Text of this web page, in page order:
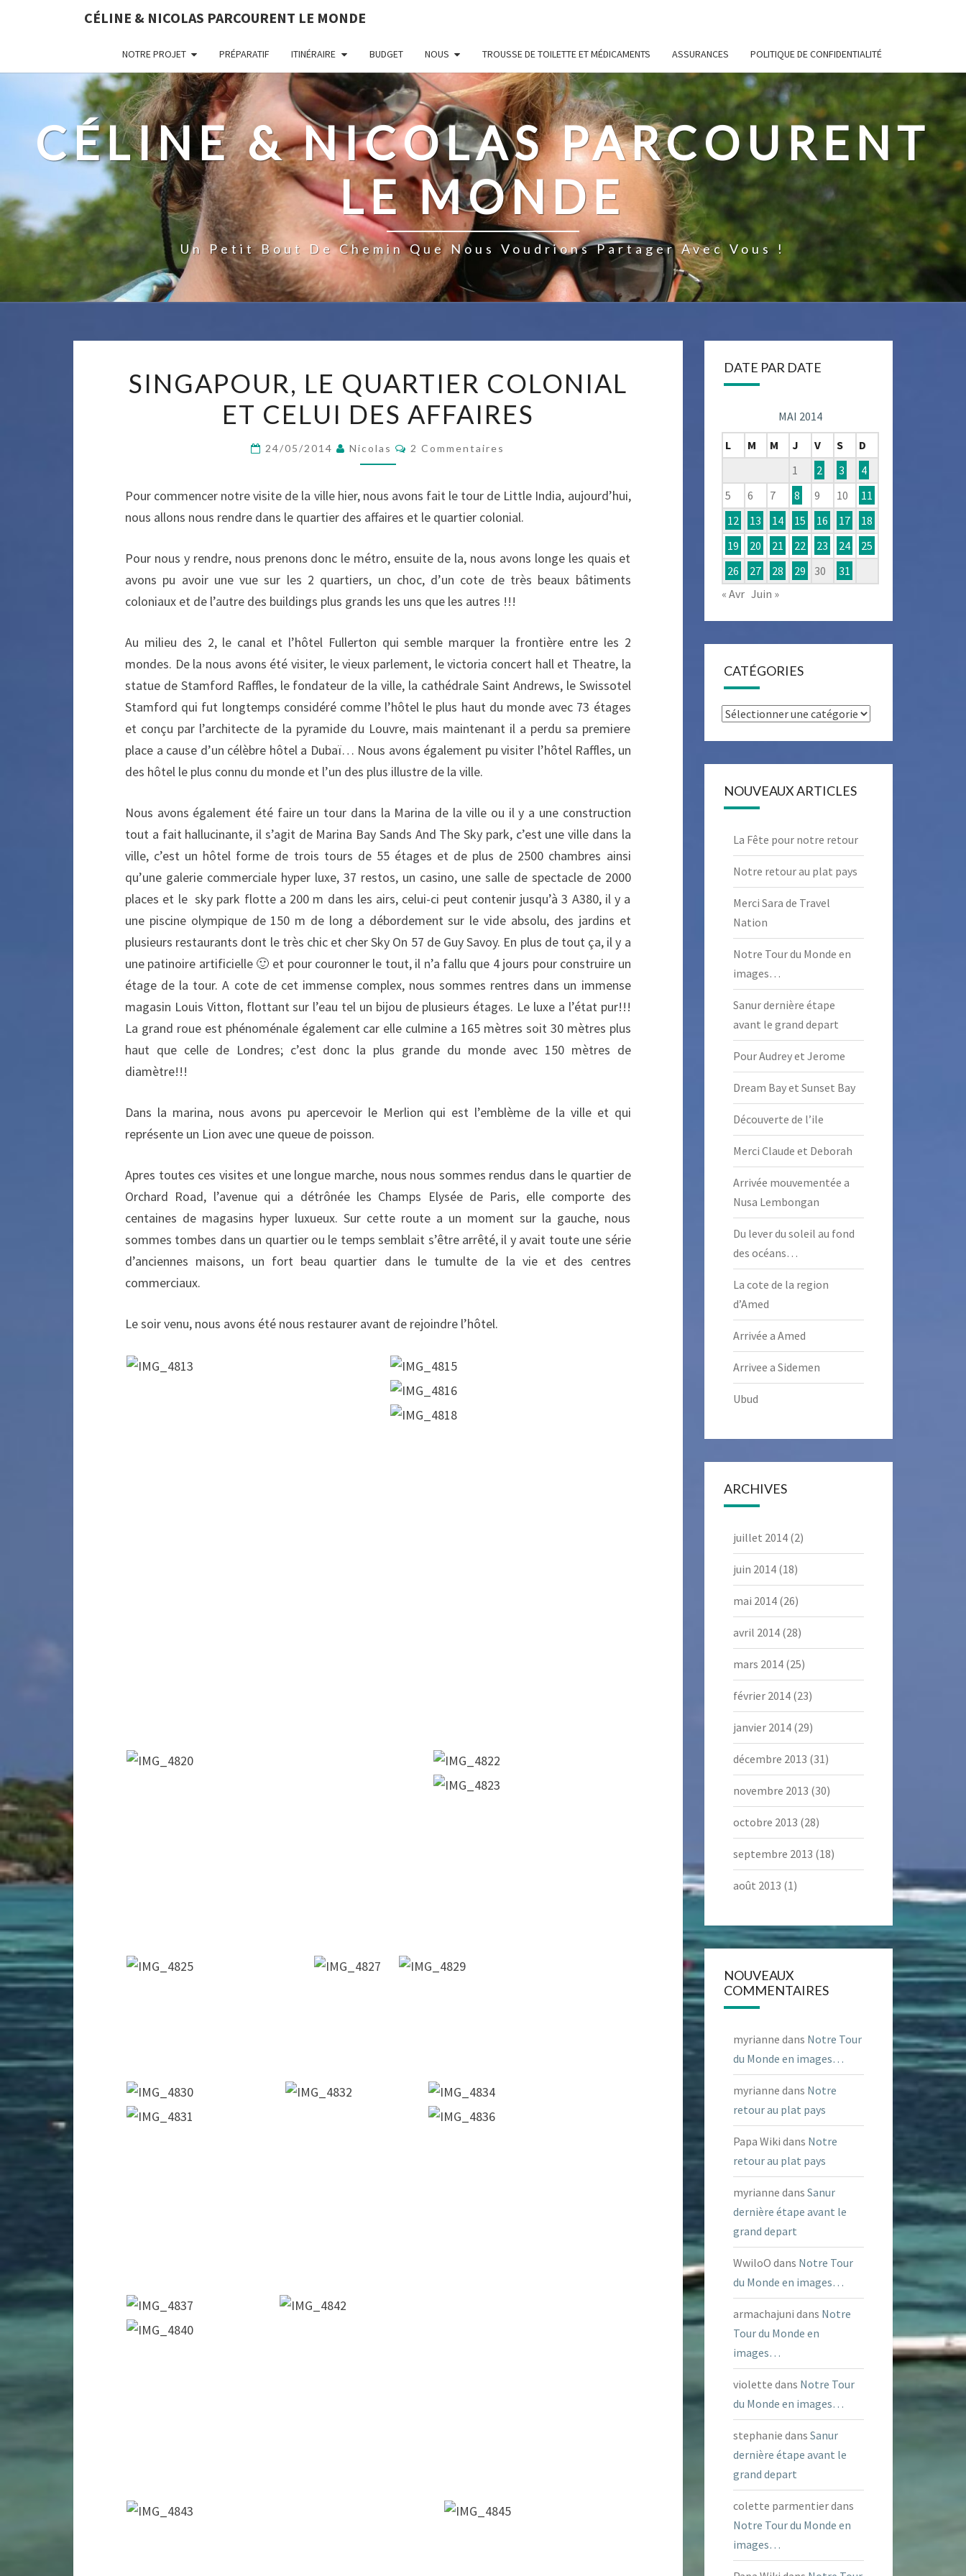
CÉLINE & NICOLAS PARCOURENT LE MONDE
NOTRE PROJET PRÉPARATIF ITINÉRAIRE BUDGET NOUS TROUSSE DE TOILETTE ET MÉDICAMENTS ASSURANCES POLITIQUE DE CONFIDENTIALITÉ
CÉLINE & NICOLAS PARCOURENT
LE MONDE
Un Petit Bout De Chemin Que Nous Voudrions Partager Avec Vous !
LE
QUARTIER
COLONIAL
ET
DES
AFFAIRES
SINGAPOUR, LE QUARTIER COLONIAL
ET CELUI DES AFFAIRES
24/05/2014 Nicolas Commentaires
2 Commentaires
Pour commencer notre visite de la ville hier, nous avons fait le tour de Little India, aujourd’hui,
nous allons nous rendre dans le quartier des affaires et le quartier colonial.
Pour nous y rendre, nous prenons donc le métro, ensuite de la, nous avons longe les quais et
avons pu avoir une vue sur les 2 quartiers, un choc, d’un cote de très beaux bâtiments
coloniaux et de l’autre des buildings plus grands les uns que les autres !!!
Au milieu des 2, le canal et l’hôtel Fullerton qui semble marquer la frontière entre les 2
mondes. De la nous avons été visiter, le vieux parlement, le victoria concert hall et Theatre, la
statue de Stamford Raffles, le fondateur de la ville, la cathédrale Saint Andrews, le Swissotel
Stamford qui fut longtemps considéré comme l’hôtel le plus haut du monde avec 73 étages
et conçu par l’architecte de la pyramide du Louvre, mais maintenant il a perdu sa premiere
place a cause d’un célèbre hôtel a Dubaï… Nous avons également pu visiter l’hôtel Raffles, un
des hôtel le plus connu du monde et l’un des plus illustre de la ville.
Nous avons également été faire un tour dans la Marina de la ville ou il y a une construction
tout a fait hallucinante, il s’agit de Marina Bay Sands And The Sky park, c’est une ville dans la
ville, c’est un hôtel forme de trois tours de 55 étages et de plus de 2500 chambres ainsi
qu’une galerie commerciale hyper luxe, 37 restos, un casino, une salle de spectacle de 2000
places et le sky park flotte a 200 m dans les airs, celui-ci peut contenir jusqu’à 3 A380, il y a
une piscine olympique de 150 m de long a débordement sur le vide absolu, des jardins et
plusieurs restaurants dont le très chic et cher Sky On 57 de Guy Savoy. En plus de tout ça, il y a
une patinoire artificielle 🙂 et pour couronner le tout, il n’a fallu que 4 jours pour construire un
étage de la tour. A cote de cet immense complex, nous sommes rentres dans un immense
magasin Louis Vitton, flottant sur l’eau tel un bijou de plusieurs étages. Le luxe a l’état pur!!!
La grand roue est phénoménale également car elle culmine a 165 mètres soit 30 mètres plus
haut que celle de Londres; c’est donc la plus grande du monde avec 150 mètres de
diamètre!!!
Dans la marina, nous avons pu apercevoir le Merlion qui est l’emblème de la ville et qui
représente un Lion avec une queue de poisson.
Apres toutes ces visites et une longue marche, nous nous sommes rendus dans le quartier de
Orchard Road, l’avenue qui a détrônée les Champs Elysée de Paris, elle comporte des
centaines de magasins hyper luxueux. Sur cette route a un moment sur la gauche, nous
sommes tombes dans un quartier ou le temps semblait s’être arrêté, il y avait toute une série
d’anciennes maisons, un fort beau quartier dans le tumulte de la vie et des centres
commerciaux.
Le soir venu, nous avons été nous restaurer avant de rejoindre l’hôtel.
DATE PAR DATE
MAI 2014
L
M M J V S
D
1
2 3
4
5
6 7 8 9 10
11
12
13 14 15 16 17
18
19
20 21 22 23 24
25
26
27 28 29 30
31
« Avr Juin »
CATÉGORIES
Catégories
NOUVEAUX ARTICLES
La Fête pour notre retour
Notre retour au plat pays
Merci Sara de Travel
Nation
Notre Tour du Monde en
images…
Sanur dernière étape
avant le grand depart
Pour Audrey et Jerome
Dream Bay et Sunset Bay
Découverte de l’ile
Merci Claude et Deborah
Arrivée mouvementée a
Nusa Lembongan
Du lever du soleil au fond
des océans…
La cote de la region
d’Amed
Arrivée a Amed
Arrivee a Sidemen
Ubud
ARCHIVES
juillet 2014(2)
juin 2014(18)
mai 2014(26)
avril 2014(28)
mars 2014(25)
février 2014(23)
janvier 2014(29)
décembre 2013 (31)
novembre 2013 (30)
octobre 2013 (28)
septembre 2013 (18)
août 2013 (1)
NOUVEAUX
COMMENTAIRES
myrianne dans Notre Tour
du Monde en images…
myrianne dans Notre
retour au plat pays
Papa Wiki dans Notre
retour au plat pays
myrianne dans Sanur
dernière étape avant le
grand depart
WwiloO dans Notre Tour
du Monde en images…
armachajuni dans Notre
Tour du Monde en
images…
violette dans Notre Tour
du Monde en images…
stephanie dans Sanur
dernière étape avant le
grand depart
colette parmentierdans
Notre Tour du Monde en
images…